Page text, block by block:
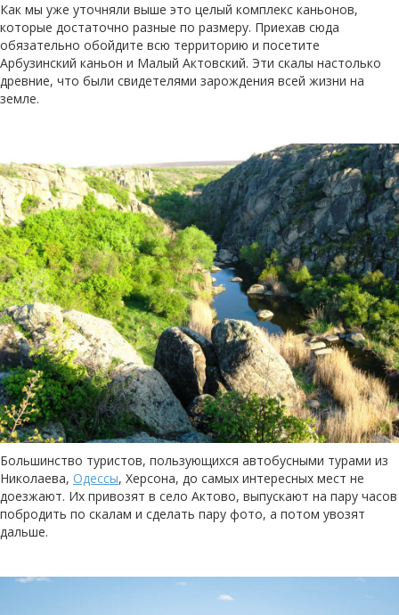
Как мы уже уточняли выше это целый комплекс каньонов,
которые достаточно разные по размеру. Приехав сюда
обязательно обойдите всю территорию и посетите
Арбузинский каньон и Малый Актовский. Эти скалы настолько
древние, что были свидетелями зарождения всей жизни на
земле.
Большинство туристов, пользующихся автобусными турами из
Николаева, Одессы, Херсона, до самых интересных мест не
доезжают. Их привозят в село Актово, выпускают на пару часов
побродить по скалам и сделать пару фото, а потом увозят
дальше.